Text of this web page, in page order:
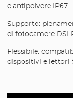
e antipolvere IP67
Supporto:
di fotocamere
Flessibile:
dispositivi e lettori